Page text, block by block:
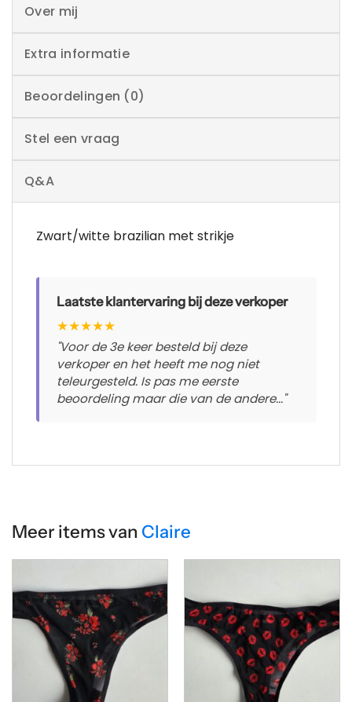
Over mij
Extra informatie
Beoordelingen (0)
Stel een vraag
Q&A
Zwart/witte brazilian met strikje
Laatste klantervaring bij deze verkoper
★★★★★
"Voor de 3e keer besteld bij deze
verkoper en het heeft me nog niet
teleurgesteld. Is pas me eerste
beoordeling maar die van de andere..."
Meer items van Claire